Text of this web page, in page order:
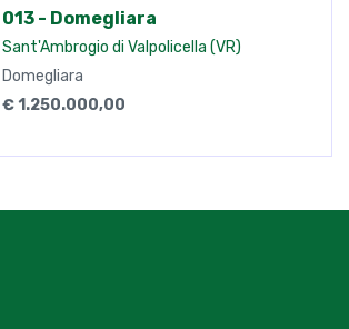
013 - Domegliara
Sant'Ambrogio di Valpolicella (VR)
Domegliara
€ 1.250.000,00